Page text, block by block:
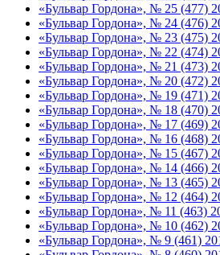
«Бульвар Гордона», № 25 (477)
«Бульвар Гордона», № 24 (476)
«Бульвар Гордона», № 23 (475)
«Бульвар Гордона», № 22 (474)
«Бульвар Гордона», № 21 (473)
«Бульвар Гордона», № 20 (472)
«Бульвар Гордона», № 19 (471)
«Бульвар Гордона», № 18 (470)
«Бульвар Гордона», № 17 (469)
«Бульвар Гордона», № 16 (468)
«Бульвар Гордона», № 15 (467)
«Бульвар Гордона», № 14 (466)
«Бульвар Гордона», № 13 (465)
«Бульвар Гордона», № 12 (464)
«Бульвар Гордона», № 11 (463)
«Бульвар Гордона», № 10 (462)
«Бульвар Гордона», № 9 (461)